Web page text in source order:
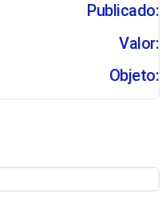
Publicado:
Valor:
Objeto: